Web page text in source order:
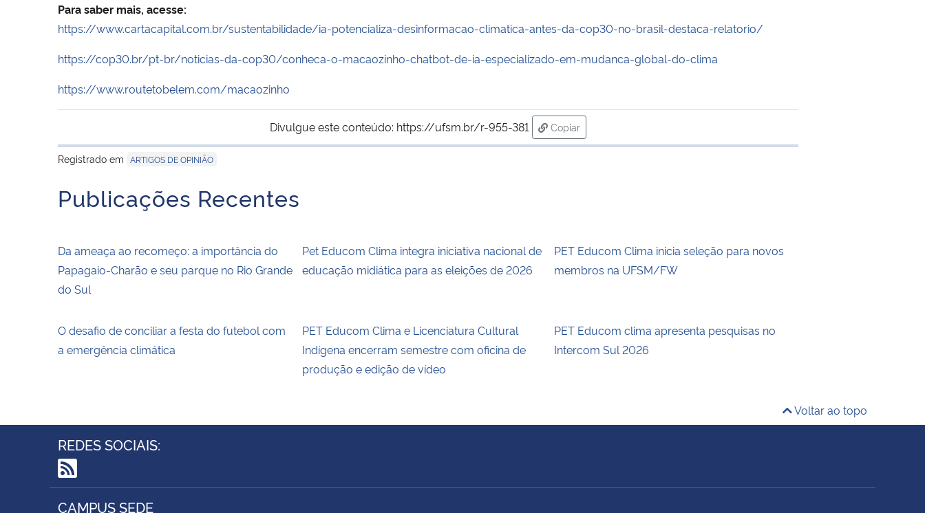
Para saber mais, acesse:
https://www.cartacapital.com.br/sustentabilidade/ia-potencializa-desinformacao-climatica-antes-da-cop30-no-brasil-destaca-relatorio/
https://cop30.br/pt-br/noticias-da-cop30/conheca-o-macaozinho-chatbot-de-ia-especializado-em-mudanca-global-do-clima
https://www.routetobelem.com/macaozinho
Divulgue este conteúdo: https://ufsm.br/r-955-381
Copiar
para área de transferência
Registrado em ARTIGOS DE OPINIÃO
Publicações Recentes
Da ameaça ao recomeço: a importância do
Papagaio-Charão e seu parque no Rio Grande
do Sul
Pet Educom Clima integra iniciativa nacional de
educação midiática para as eleições de 2026
PET Educom Clima inicia seleção para novos
membros na UFSM/FW
O desafio de conciliar a festa do futebol com
a emergência climática
PET Educom Clima e Licenciatura Cultural
Indígena encerram semestre com oficina de
produção e edição de vídeo
PET Educom clima apresenta pesquisas no
Intercom Sul 2026
Voltar ao topo
REDES SOCIAIS:
RSS
CAMPUS SEDE